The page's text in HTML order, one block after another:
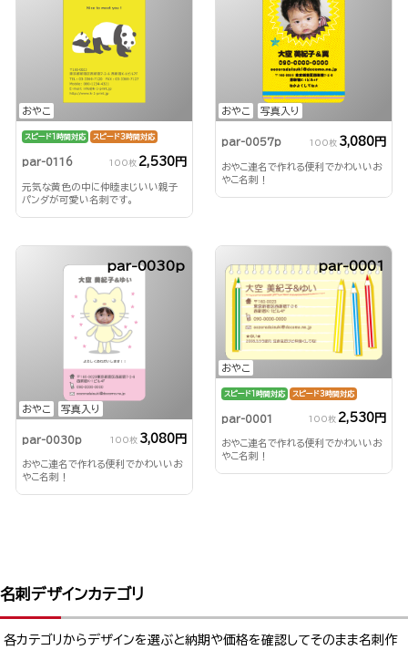
おやこ
スピード1時間対応 スピード3時間対応
par-0116 100枚 2,530円
元気な黄色の中に仲睦まじいい親子
パンダが可愛い名刺です。
おやこ 写真入り
par-0057p 100枚 3,080円
おやこ連名で作れる便利でかわいいお
やこ名刺！
おやこ 写真入り
par-0030p
par-0030p 100枚 3,080円
おやこ連名で作れる便利でかわいいお
やこ名刺！
おやこ
par-0001
スピード1時間対応 スピード3時間対応
par-0001 100枚 2,530円
おやこ連名で作れる便利でかわいいお
やこ名刺！
名刺デザインカテゴリ
各カテゴリからデザインを選ぶと納期や価格を確認してそのまま名刺作